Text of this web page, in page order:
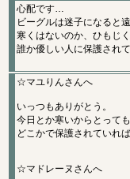
心配です…
ビーグルは迷子になると
寒くはないのか、ひもじ
誰か優しい人に保護され
☆マユりんさんへ
いっつもありがとう。
今日とか寒いからとっても
どこかで保護されていれ
☆マドレーヌさんへ